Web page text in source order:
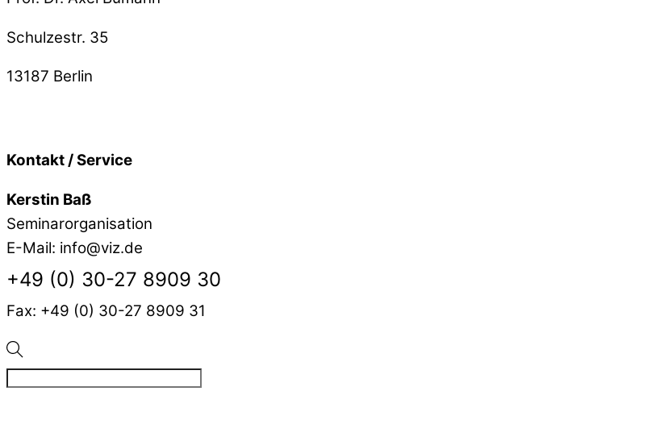
Schulzestr. 35
13187 Berlin
Kontakt / Service
Kerstin Baß
Seminarorganisation
E-Mail: info@viz.de
+49 (0) 30-27 8909 30
Fax: +49 (0) 30-27 8909 31